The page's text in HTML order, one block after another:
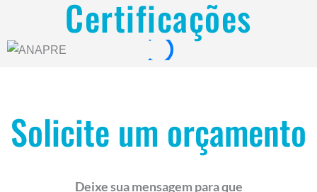
Certificações
Solicite um orçamento
Deixe sua mensagem para que